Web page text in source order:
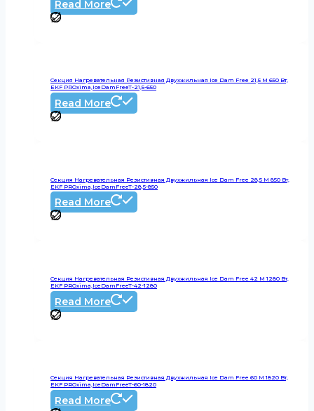
Read More
Секция Нагревательная Резистивная Двухжильная Ice Dam Free 21,5 М 650 Вт,
EKF PROxima,IceDamFreeT-21,5-650
Read More
Секция Нагревательная Резистивная Двухжильная Ice Dam Free 28,5 М 850 Вт,
EKF PROxima,IceDamFreeT-28,5-850
Read More
Секция Нагревательная Резистивная Двухжильная Ice Dam Free 42 М 1280 Вт,
EKF PROxima,IceDamFreeT-42-1280
Read More
Секция Нагревательная Резистивная Двухжильная Ice Dam Free 60 М 1820 Вт,
EKF PROxima,IceDamFreeT-60-1820
Read More